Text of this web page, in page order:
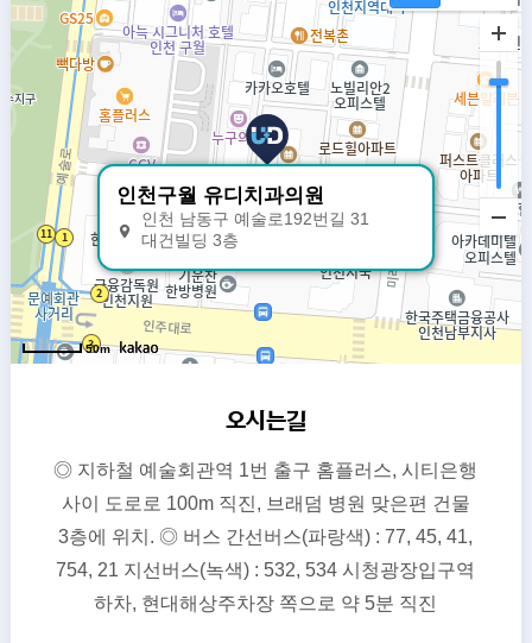
인천구월 유디치과의원
인천 남동구 예술로192번길 31
대건빌딩 3층
50m
오시는길
◎ 지하철 예술회관역 1번 출구 홈플러스, 시티은행
사이 도로로 100m 직진, 브래덤 병원 맞은편 건물
3층에 위치. ◎ 버스 간선버스(파랑색) : 77, 45, 41,
754, 21 지선버스(녹색) : 532, 534 시청광장입구역
하차, 현대해상주차장 쪽으로 약 5분 직진